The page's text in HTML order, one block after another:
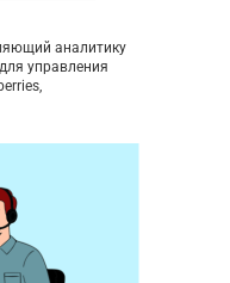
аналитику
управления